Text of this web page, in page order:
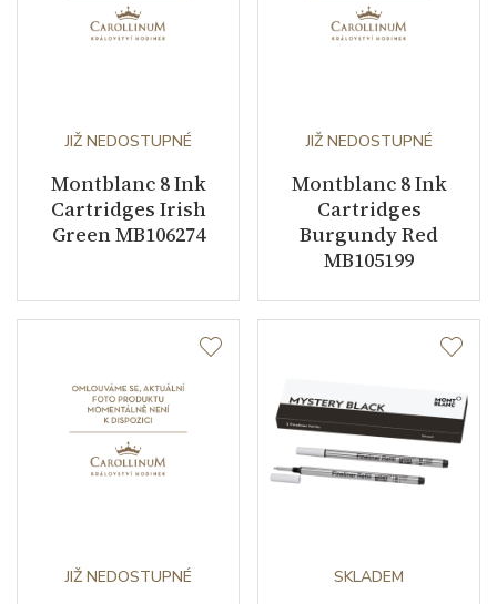
JIŽ NEDOSTUPNÉ
Montblanc 8 Ink
Cartridges Irish
Green MB106274
JIŽ NEDOSTUPNÉ
Montblanc 8 Ink
Cartridges
Burgundy Red
MB105199
JIŽ NEDOSTUPNÉ SKLADEM